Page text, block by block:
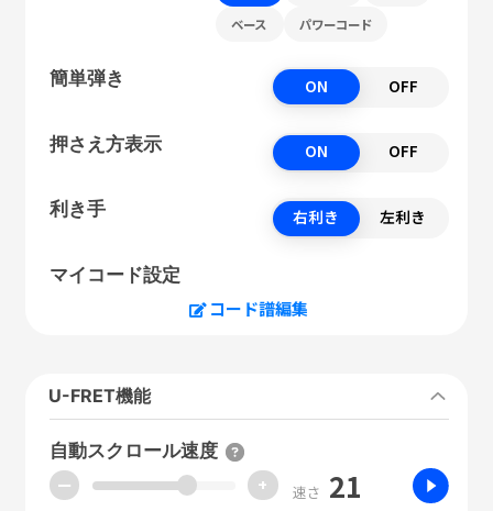
ベース パワーコード
簡単弾き ON OFF
押さえ方表示 ON OFF
利き手 右利き 左利き
マイコード設定
コード譜編集
U-FRET機能
自動スクロール速度
ー + 速さ 21